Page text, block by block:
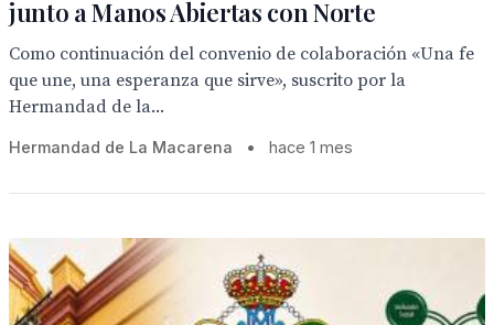
junto a Manos Abiertas con Norte
Como continuación del convenio de colaboración «Una fe
que une, una esperanza que sirve», suscrito por la
Hermandad de la...
Hermandad de La Macarena • hace 1 mes